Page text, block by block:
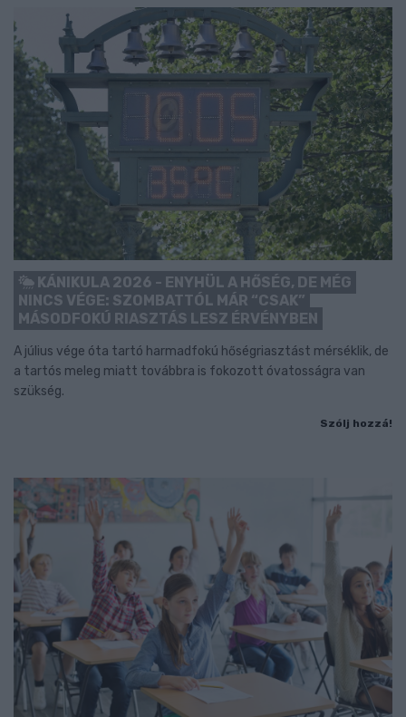
KÁNIKULA 2026 - ENYHÜL A HŐSÉG, DE MÉG
NINCS VÉGE: SZOMBATTÓL MÁR “CSAK”
MÁSODFOKÚ RIASZTÁS LESZ ÉRVÉNYBEN
A július vége óta tartó harmadfokú hőségriasztást mérséklik, de
a tartós meleg miatt továbbra is fokozott óvatosságra van
szükség.
Szólj hozzá!